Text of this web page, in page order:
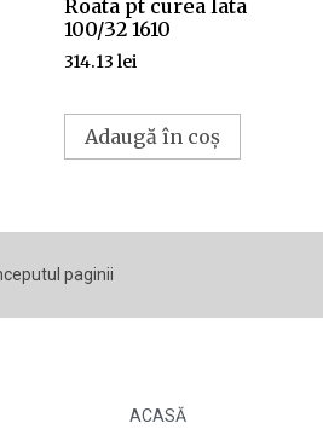
Roata pt curea lata
100/32 1610
314.13 lei
Adaugă în coș
paginii
ACASĂ